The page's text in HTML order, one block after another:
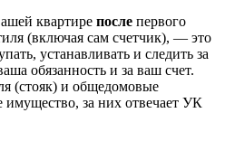
квартире после первого
(включая сам счетчик), — это
устанавливать и следить за
обязанность и за ваш счет.
(стояк) и общедомовые
за них отвечает УК